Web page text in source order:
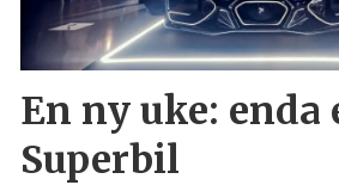
En ny uke: enda
Superbil